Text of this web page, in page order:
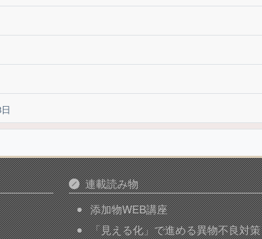
連載読み物
添加物WEB講座
「見える化」で進める異物不良対策